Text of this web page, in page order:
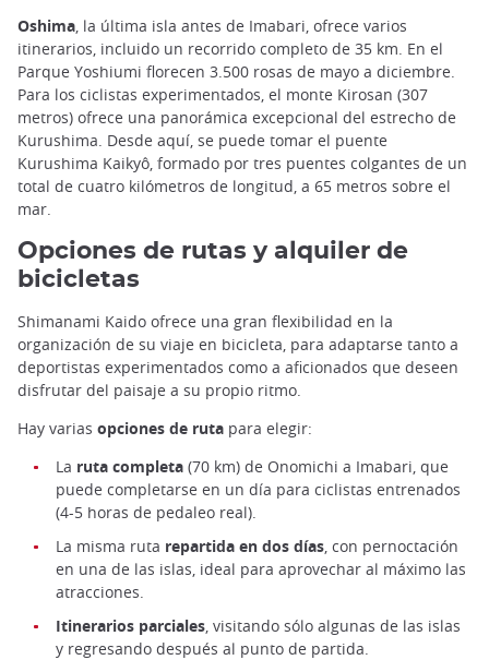
Oshima, la última isla antes de Imabari, ofrece varios
itinerarios, incluido un recorrido completo de 35 km. En el
Parque Yoshiumi florecen 3.500 rosas de mayo a diciembre.
Para los ciclistas experimentados, el monte Kirosan (307
metros) ofrece una panorámica excepcional del estrecho de
Kurushima. Desde aquí, se puede tomar el puente
Kurushima Kaikyô, formado por tres puentes colgantes de un
total de cuatro kilómetros de longitud, a 65 metros sobre el
mar.
Opciones de rutas y alquiler de
bicicletas
Shimanami Kaido ofrece una gran flexibilidad en la
organización de su viaje en bicicleta, para adaptarse tanto a
deportistas experimentados como a aficionados que deseen
disfrutar del paisaje a su propio ritmo.
Hay varias opciones de ruta para elegir:
La ruta completa (70 km) de Onomichi a Imabari, que
puede completarse en un día para ciclistas entrenados
(4-5 horas de pedaleo real).
La misma ruta repartida en dos días, con pernoctación
en una de las islas, ideal para aprovechar al máximo las
atracciones.
Itinerarios parciales, visitando sólo algunas de las islas
y regresando después al punto de partida.